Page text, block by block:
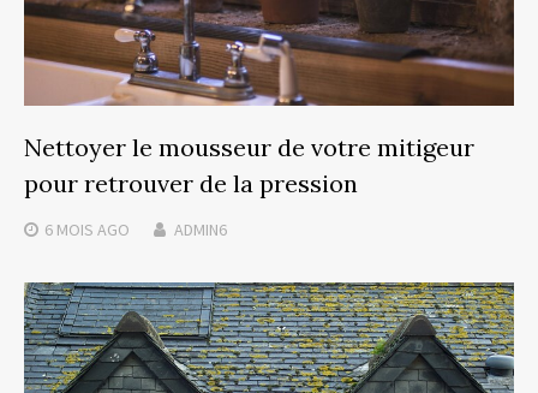
Nettoyer le mousseur de votre mitigeur
pour retrouver de la pression
6 MOIS AGO ADMIN6